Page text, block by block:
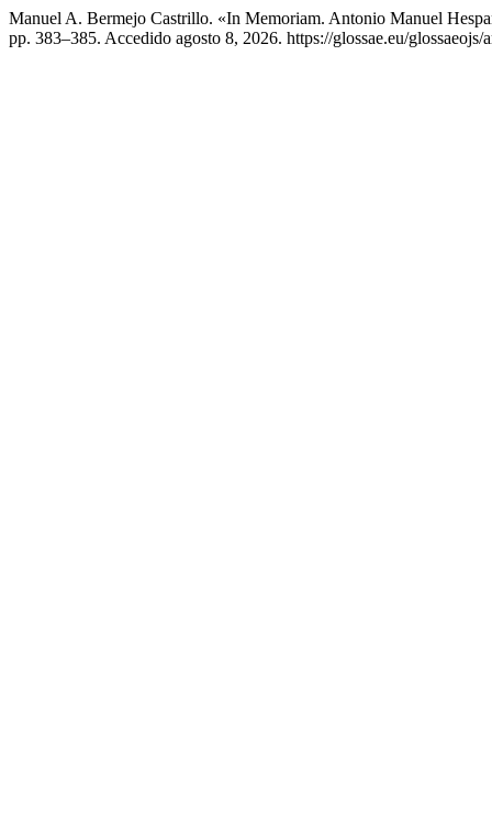
Manuel A. Bermejo Castrillo. «In Memoriam. Antonio Manuel
pp. 383–385. Accedido agosto 8, 2026. https://glossae.eu/